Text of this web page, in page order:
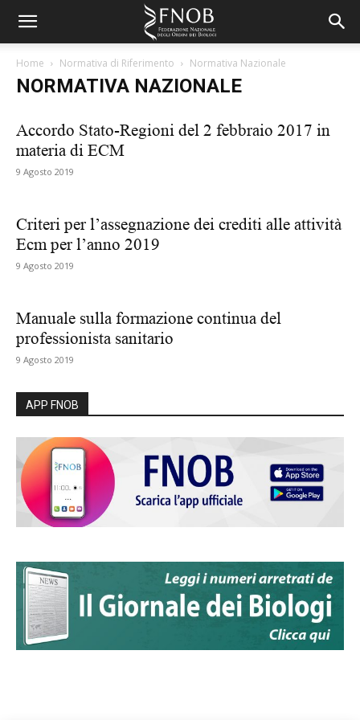
Home Normativa di Riferimento Normativa Nazionale
NORMATIVA NAZIONALE
Accordo Stato-Regioni del 2 febbraio 2017 in
materia di ECM
9 Agosto 2019
Criteri per l’assegnazione dei crediti alle attività
Ecm per l’anno 2019
9 Agosto 2019
Manuale sulla formazione continua del
professionista sanitario
9 Agosto 2019
APP FNOB